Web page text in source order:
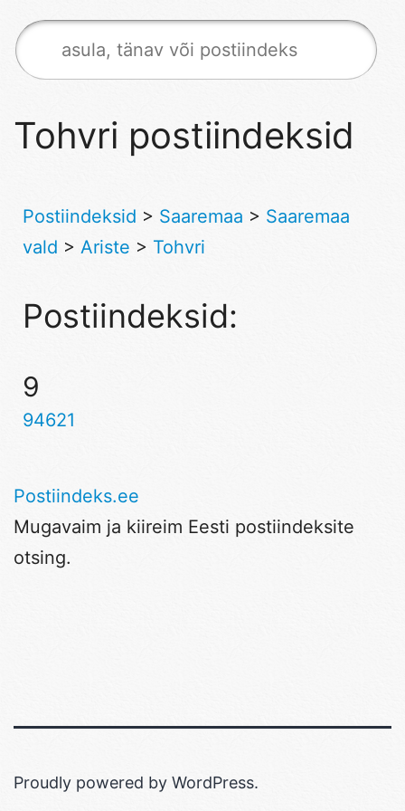
Tohvri postiindeksid
Postiindeksid > Saaremaa > Saaremaa
vald > Ariste > Tohvri
Postiindeksid:
9
94621
Postiindeks.ee
Mugavaim ja kiireim Eesti postiindeksite
otsing.
Proudly powered by WordPress.